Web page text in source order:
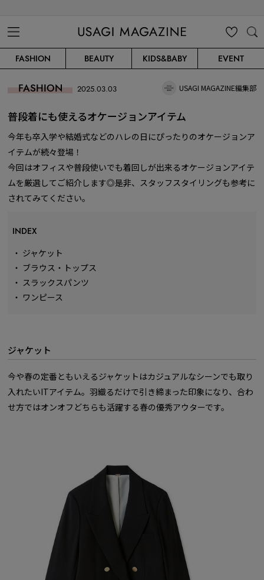
CLIP
FASHION BEAUTY KIDS&BABY EVENT
FASHION 2025.03.03 USAGI MAGAZINE編集部
普段着にも使えるオケージョンアイテム
今年も卒入学や結婚式などのハレの日にぴったりのオケージョンア
イテムが続々登場！
今回はオフィスや普段使いでも着回しが出来るオケージョンアイテ
ムを厳選してご紹介します◎是非、スタッフスタイリングも参考に
されてみてください。
INDEX
・ ジャケット
・ ブラウス・トップス
・ スラックスパンツ
・ ワンピース
ジャケット
今や春の定番ともいえるジャケットはカジュアルなシーンでも取り
入れたいITアイテム。羽織るだけで引き締まった印象になり、合わ
せ方ではオンオフどちらも活躍する春の優秀アウターです。